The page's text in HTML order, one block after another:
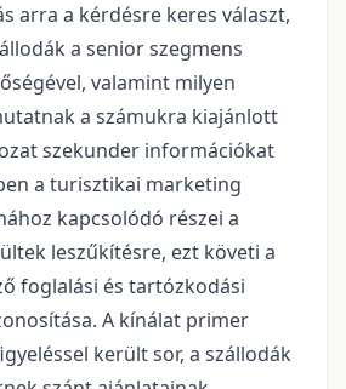
arra a kérdésre keres választ,
a senior szegmens
valamint milyen
a számukra kiajánlott
szekunder információkat
a turisztikai marketing
kapcsolódó részei a
leszűkítésre, ezt követi a
foglalási és tartózkodási
A kínálat primer
került sor, a szállodák